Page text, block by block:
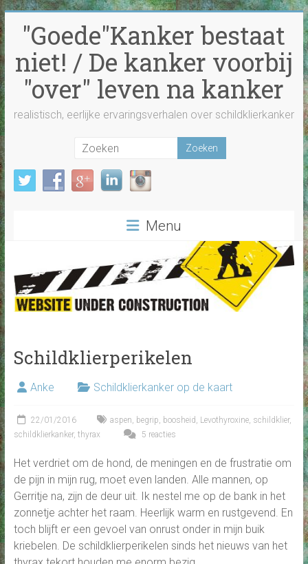
Ga
naar
inhoud"Goede"Kanker bestaat
niet! / De kanker voorbij
"over" leven na kanker
realistisch, eerlijke ervaringsverhalen over schildklierkanker
Menu
Schildklierperikelen
Anke Schildklierkanker op de kaart
22/01/2016 aspen begrip boosheid Levothyroxine, schildklier,
schildklierkanker, thyrax 5 reacties
Het verdriet om de hond, de meningen en de frustratie om
de pijn in mijn rug, moet even landen. Alle mannen, op
Gerritje na, zijn de deur uit. Ik nestel me op de bank in het
zonnetje achter het raam. Heerlijk warm en rustgevend. En
toch blijft er een gevoel van onrust onder in mijn buik
kriebelen. De schildklierperikelen sinds het nieuws van het